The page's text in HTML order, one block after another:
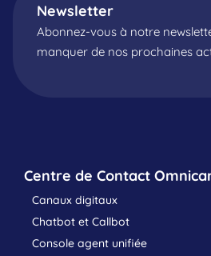
Newsletter
Abonnez-vous à notre
manquer de nos prochaines
Centre de Contact
Canaux digitaux
Chatbot et Callbot
Console agent unifiée